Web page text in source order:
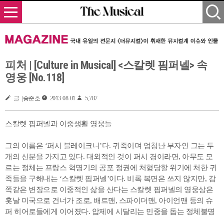
피처 | [Culture in Musical] <스칼렛 핌퍼넬> 속
영웅 [No.118]
글 |송준호 2013-08-01 5,787
스칼렛 핌퍼넬과 이중생활 영웅들
그의 이름은 ‘퍼시 블레이크니’다. 귀족이며 엄청난 부자인 그는 두
개의 신분을 가지고 있다. 대외적인 것이 퍼시 경이라면, 아무도 모
르는 정체는 프랑스 혁명기의 공포 정권에 처형당할 위기에 처한 귀
족들을 구해내는 ‘스칼렛 핌퍼넬’이다. 비록 복면은 쓰지 않지만, 감
쪽같은 변장으로 이중적인 삶을 산다는 스칼렛 핌퍼넬의 영웅상은
훗날 미국으로 건너가 조로, 배트맨, 스파이더맨, 아이언맨 등의 슈
퍼 히어로들에게 이어졌다. 압제에 시달리는 민중을 돕는 정체불명